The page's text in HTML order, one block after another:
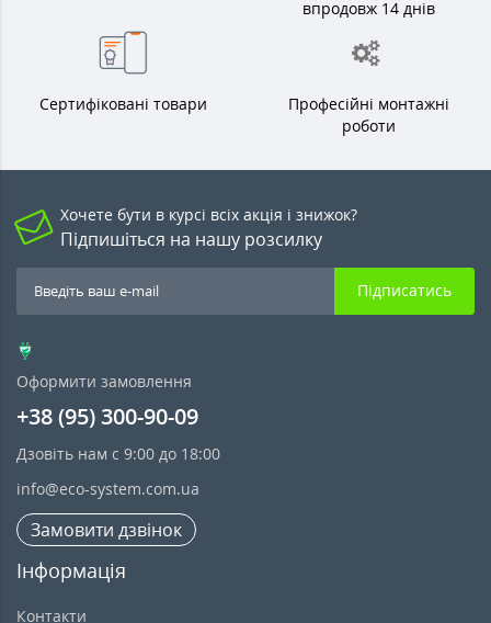
впродовж 14 днів
Сертифіковані товари
Професійні монтажні
роботи
Хочете бути в курсі всіх акція і знижок?
Підпишіться на нашу розсилку
Підписатись
Оформити замовлення
+38 (95) 300-90-09
Дзовіть нам с 9:00 до 18:00
info@eco-system.com.ua
Замовити дзвінок
Інформація
Контакти